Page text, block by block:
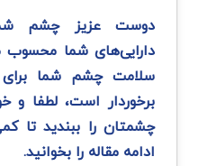
دوست عزیز چشم
دارایی‌های شما محسوب
سلامت چشم شما برای
چشمتان را ببندید تا
ادامه مقاله را بخوانید.